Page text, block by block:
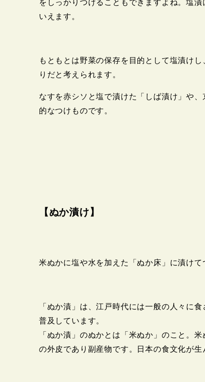
をしっかりつけることもできますよね。塩
いえます。
もともとは野菜の保存を目的として塩漬け
りだと考えられます。
なすを赤シソと塩で漬けた「しば漬け」や
的なつけものです。
【ぬか漬け】
米ぬかに塩や水を加えた「ぬか床」に漬けて
「ぬか漬」は、江戸時代には一般の人々に
普及しています。
「ぬか漬」のぬかとは「米ぬか」のこと。
の外皮であり副産物です。日本の食文化が生